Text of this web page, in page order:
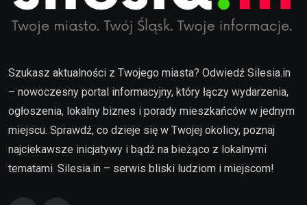
Szukasz aktualności z Twojego miasta? Odwiedź Silesia.in
– nowoczesny portal informacyjny, który łączy wydarzenia,
ogłoszenia, lokalny biznes i porady mieszkańców w jednym
miejscu. Sprawdź, co dzieje się w Twojej okolicy, poznaj
najciekawsze inicjatywy i bądź na bieżąco z lokalnymi
tematami. Silesia.in – serwis bliski ludziom i miejscom!